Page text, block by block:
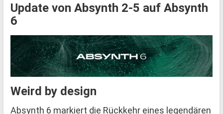
Update von Absynth 2-5 auf Absynth
6
Weird by design
Absynth 6 markiert die Rückkehr eines legendären